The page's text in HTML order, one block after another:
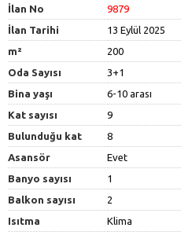
İlan No
9879
İlan Tarihi
13 Eylül 2025
m²
200
Oda Sayısı
3+1
Bina yaşı
6-10 arası
Kat sayısı
9
Bulunduğu kat
8
Asansör
Evet
Banyo sayısı
1
Balkon sayısı
2
Isıtma
Klima